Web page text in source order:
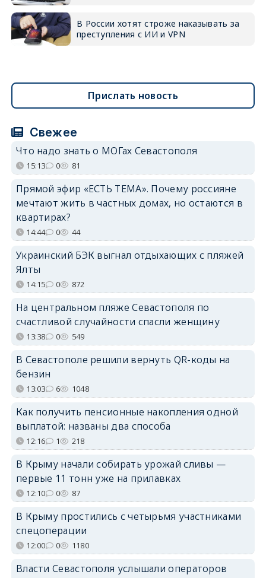
В России хотят строже наказывать за
преступления с ИИ и VPN
Прислать новость
Свежее
Что надо знать о МОГах Севастополя
15:13 0 81
Прямой эфир «ЕСТЬ ТЕМА». Почему россияне
мечтают жить в частных домах, но остаются в
квартирах?
14:44 0 44
Украинский БЭК выгнал отдыхающих с пляжей
Ялты
14:15 0 872
На центральном пляже Севастополя по
счастливой случайности спасли женщину
13:38 0 549
В Севастополе решили вернуть QR-коды на
бензин
13:03 6 1048
Как получить пенсионные накопления одной
выплатой: названы два способа
12:16 1 218
В Крыму начали собирать урожай сливы —
первые 11 тонн уже на прилавках
12:10 0 87
В Крыму простились с четырьмя участниками
спецоперации
12:00 0 1180
Власти Севастополя услышали операторов